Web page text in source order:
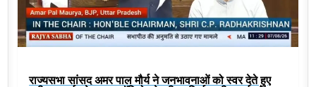
राज्यसभा सांसद अमर पाल मौर्य ने जनभावनाओं को स्वर देते हुए